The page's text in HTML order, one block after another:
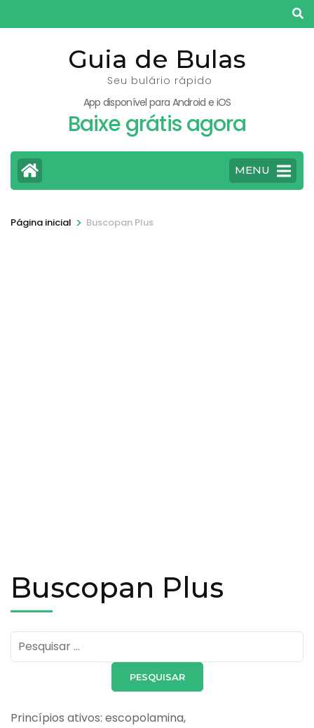
para
Guia de Bulas
Seu bulário rápido
App disponível para Android e iOS
Baixe grátis agora
MENU
Página inicial > Buscopan Plus
Buscopan Plus
Pesquisar
por:
Princípios ativos: escopolamina,